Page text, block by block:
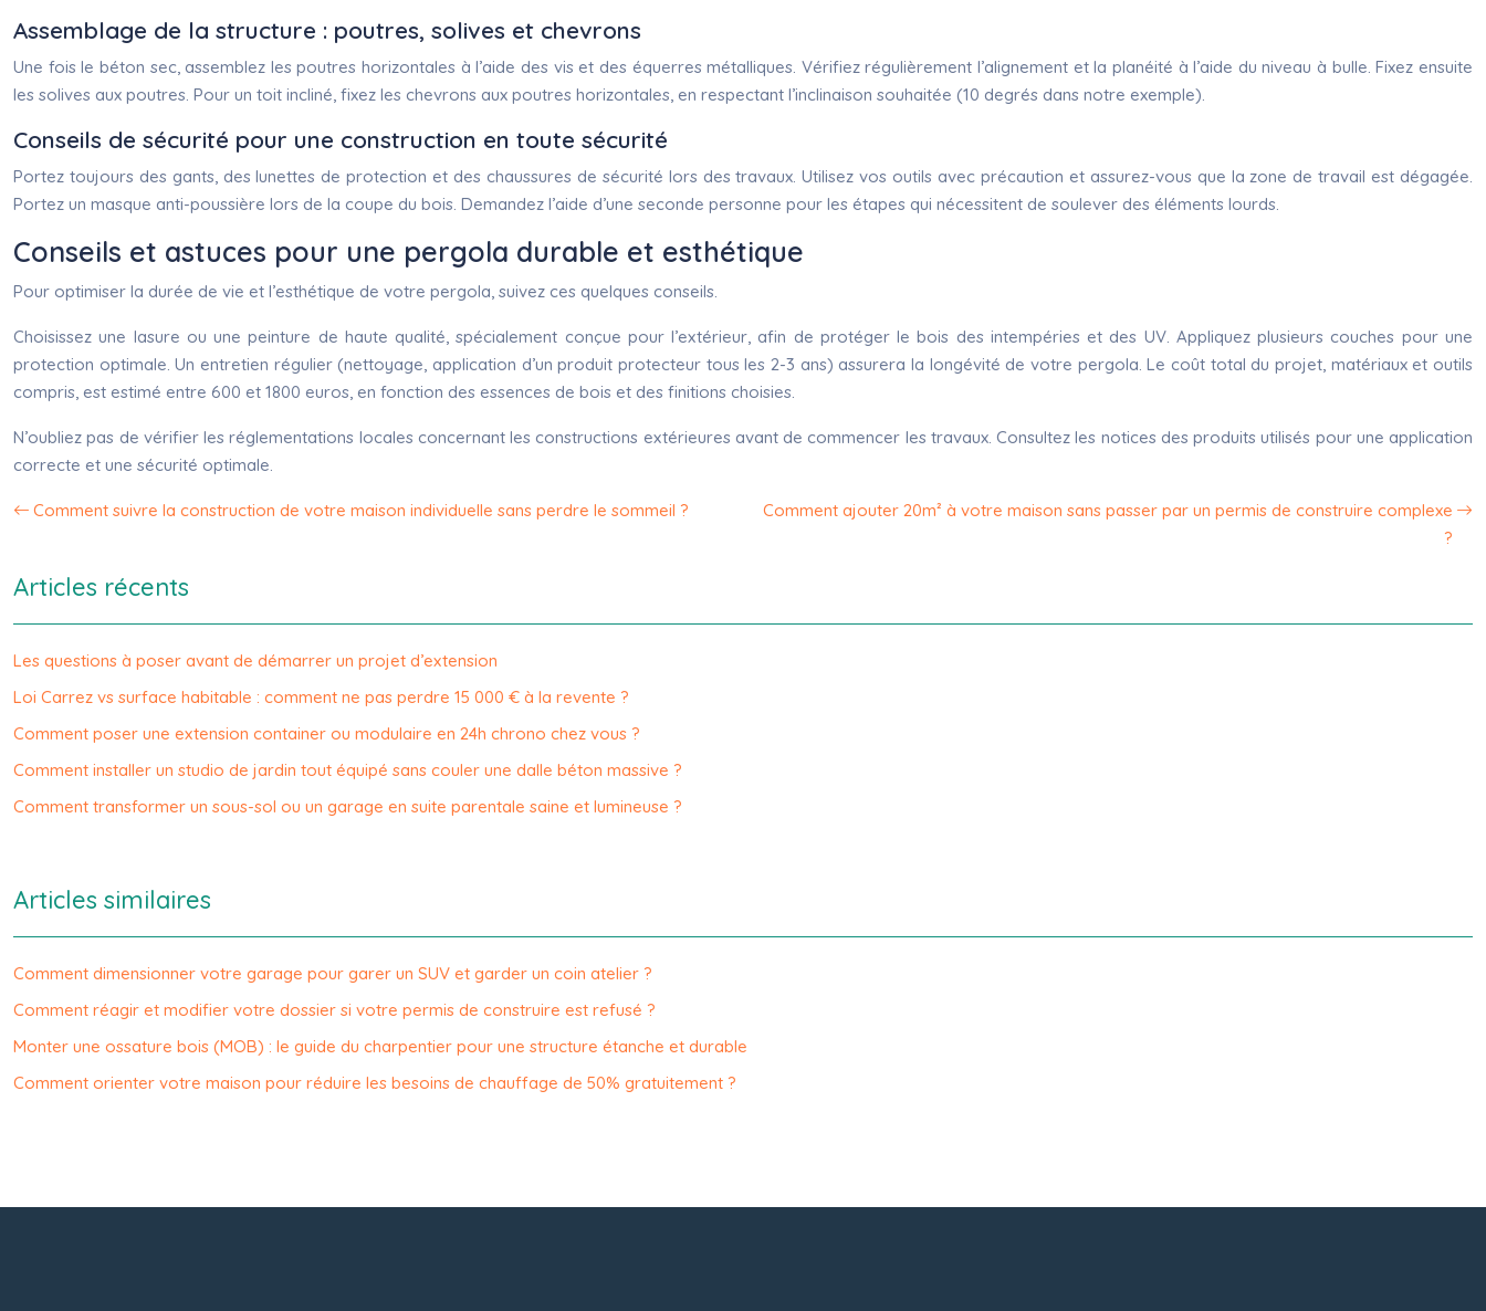
Assemblage de la structure : poutres, solives et chevrons
Une fois le béton sec, assemblez les poutres horizontales à l’aide des vis et des équerres métalliques. Vérifiez régulièrement l’alignement et la planéité à l’aide du niveau à bulle. Fixez ensuite
les solives aux poutres. Pour un toit incliné, fixez les chevrons aux poutres horizontales, en respectant l’inclinaison souhaitée (10 degrés dans notre exemple).
Conseils de sécurité pour une construction en toute sécurité
Portez toujours des gants, des lunettes de protection et des chaussures de sécurité lors des travaux. Utilisez vos outils avec précaution et assurez-vous que la zone de travail est dégagée.
Portez un masque anti-poussière lors de la coupe du bois. Demandez l’aide d’une seconde personne pour les étapes qui nécessitent de soulever des éléments lourds.
Conseils et astuces pour une pergola durable et esthétique
Pour optimiser la durée de vie et l’esthétique de votre pergola, suivez ces quelques conseils.
Choisissez une lasure ou une peinture de haute qualité, spécialement conçue pour l’extérieur, afin de protéger le bois des intempéries et des UV. Appliquez plusieurs couches pour une
protection optimale. Un entretien régulier (nettoyage, application d’un produit protecteur tous les 2-3 ans) assurera la longévité de votre pergola. Le coût total du projet, matériaux et outils
compris, est estimé entre 600 et 1800 euros, en fonction des essences de bois et des finitions choisies.
N’oubliez pas de vérifier les réglementations locales concernant les constructions extérieures avant de commencer les travaux. Consultez les notices des produits utilisés pour une application
correcte et une sécurité optimale.
Comment suivre la construction de votre maison individuelle sans perdre le sommeil ?
Comment ajouter 20m² à votre maison sans passer par un permis de construire complexe
?
Articles récents
Les questions à poser avant de démarrer un projet d’extension
Loi Carrez vs surface habitable : comment ne pas perdre 15 000 € à la revente ?
Comment poser une extension container ou modulaire en 24h chrono chez vous ?
Comment installer un studio de jardin tout équipé sans couler une dalle béton massive ?
Comment transformer un sous-sol ou un garage en suite parentale saine et lumineuse ?
Articles similaires
Comment dimensionner votre garage pour garer un SUV et garder un coin atelier ?
Comment réagir et modifier votre dossier si votre permis de construire est refusé ?
Monter une ossature bois (MOB) : le guide du charpentier pour une structure étanche et durable
Comment orienter votre maison pour réduire les besoins de chauffage de 50% gratuitement ?